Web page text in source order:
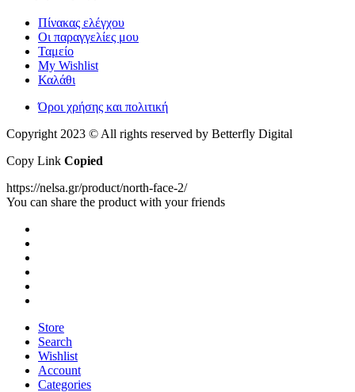
Πίνακας ελέγχου
Οι παραγγελίες μου
Ταμείο
My Wishlist
Καλάθι
Όροι χρήσης και πολιτική
Copyright 2023 © All rights reserved by Betterfly Digital
Copy Link Copied
https://nelsa.gr/product/north-face-2/
You can share the product with your friends
Store
Search
Wishlist
Account
Categories